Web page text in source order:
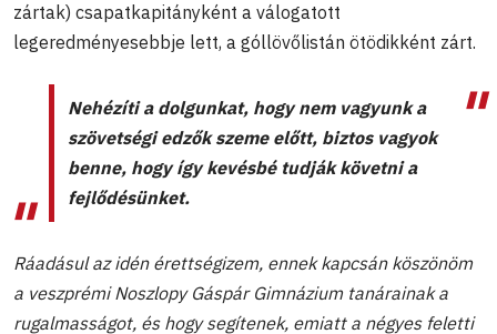
zártak) csapatkapitányként a válogatott
legeredményesebbje lett, a góllövőlistán ötödikként zárt.
Nehézíti a dolgunkat, hogy nem vagyunk a
szövetségi edzők szeme előtt, biztos vagyok
benne, hogy így kevésbé tudják követni a
fejlődésünket.
Ráadásul az idén érettségizem, ennek kapcsán köszönöm
a veszprémi Noszlopy Gáspár Gimnázium tanárainak a
rugalmasságot, és hogy segítenek, emiatt a négyes feletti